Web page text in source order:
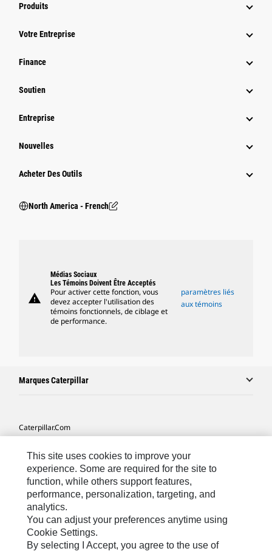
Produits
Votre Entreprise
Finance
Soutien
Entreprise
Nouvelles
Acheter Des Outils
North America - French
warning
Médias Sociaux
Les Témoins Doivent Être Acceptés
Pour activer cette fonction, vous
devez accepter l'utilisation des
témoins fonctionnels, de ciblage et
de performance.
paramètres liés
aux témoins
Marques Caterpillar
Caterpillar.com
Mes Préférences Marketing
Plan Du Site
Cookie Settings
Légales
Confidentialité
This site uses cookies to improve your
experience. Some are required for the site to
function, while others support features,
performance, personalization, targeting, and
analytics.
You can adjust your preferences anytime using
Cookie Settings.
By selecting I Accept, you agree to the use of